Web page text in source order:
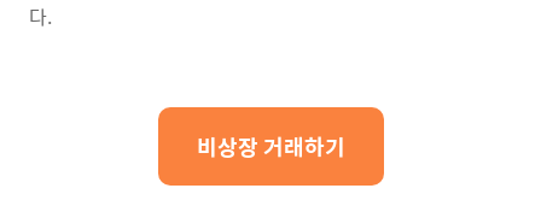
다.
비상장 거래하기